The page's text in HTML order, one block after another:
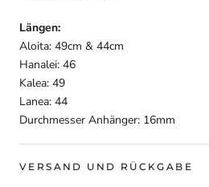
Längen:
Aloita: 49cm & 44cm
Hanalei: 46
Kalea: 49
Lanea: 44
Durchmesser Anhänger: 16mm
VERSAND UND RÜCKGABE